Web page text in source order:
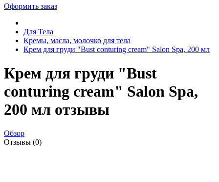
Оформить заказ
Для Тела
Кремы, масла, молочко для тела
Крем для груди "Bust conturing cream" Salon Spa, 200 мл
Крем для груди "Bust
conturing cream" Salon Spa,
200 мл отзывы
Обзор
Отзывы (0)